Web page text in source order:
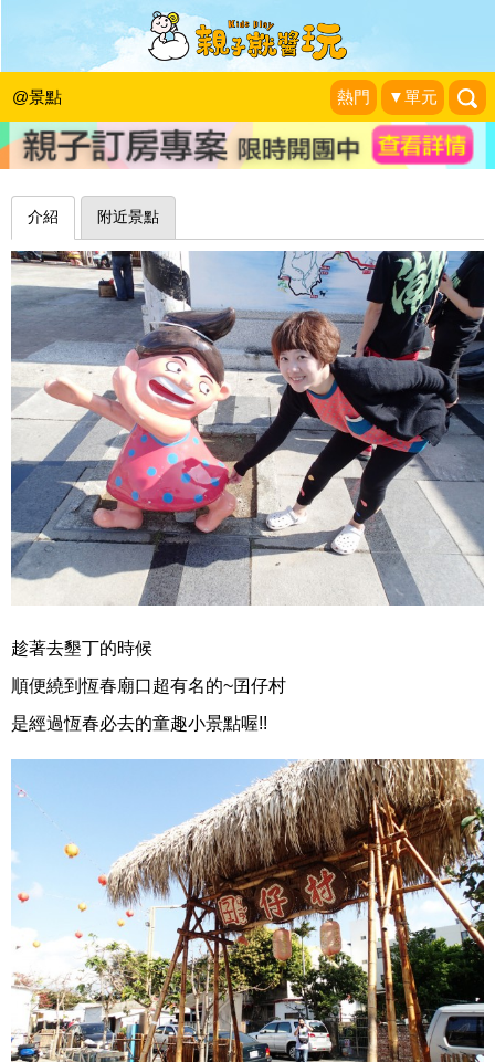
@景點 熱門 ▼單元
恆春廟口的童趣小景點～屏東囝仔村童
玩廣場
天才阿呆小玩家|2015-02-22
介紹 附近景點
趁著去墾丁的時候
順便繞到恆春廟口超有名的~囝仔村
是經過恆春必去的童趣小景點喔!!